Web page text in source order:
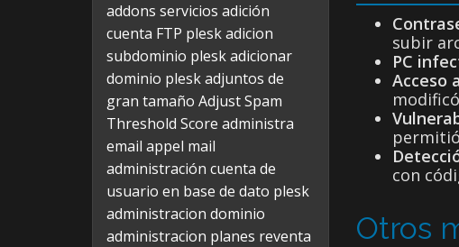
subir
PC
Acceso
con
Otros
addons servicios adición
cuenta FTP pleskadicion
subdominio pleskadicionar
dominio pleskadjuntos de
gran tamaño Adjust Spam
Threshold Score administra
email appel mail
administración cuenta de
usuario en base de dato plesk
administracion dominio
administracion planes reventa